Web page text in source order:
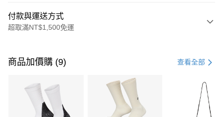
付款與運送方式
超取滿NT$1,500免運
信用卡一次付款
3 期 0 利率 每期 21家銀行
合作金庫商業銀行
第一商業銀行
商品加價購 (9) 查看全部